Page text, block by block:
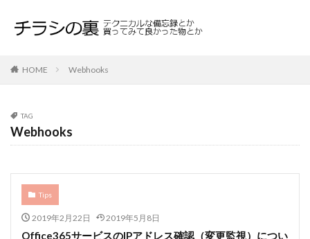
HOME Webhooks
TAG
Webhooks
Tips
2019年2月22日 2019年5月8日
Office365サービスのIPアドレス確認（変更監視）につい